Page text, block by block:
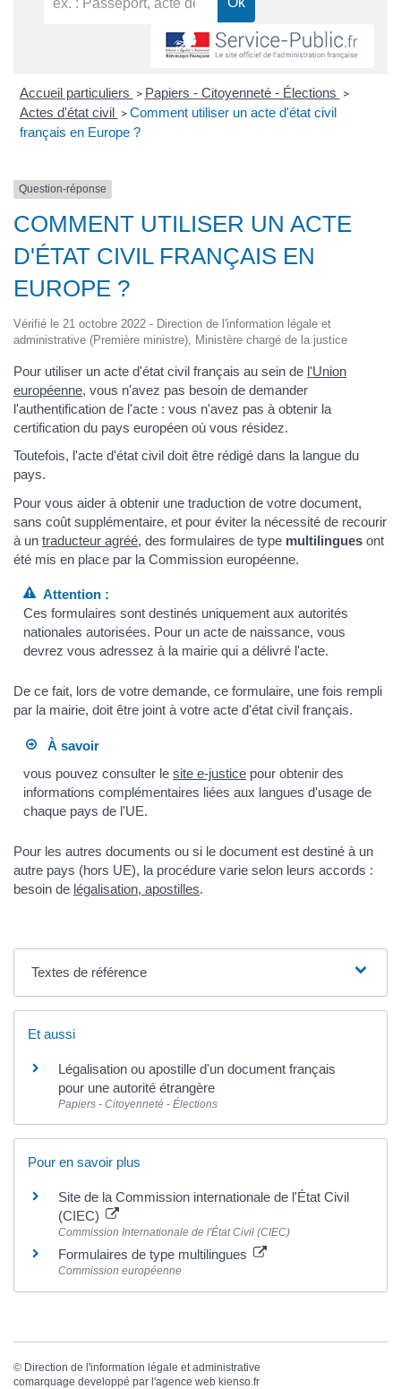
Accueil particuliers > Papiers - Citoyenneté - Élections >
Actes d'état civil > Comment utiliser un acte d'état civil
français en Europe ?
Question-réponse
COMMENT UTILISER UN ACTE
D'ÉTAT CIVIL FRANÇAIS EN
EUROPE ?
Vérifié le 21 octobre 2022 - Direction de l'information légale et
administrative (Première ministre), Ministère chargé de la justice
Pour utiliser un acte d'état civil français au sein de l'Union
européenne, vous n'avez pas besoin de demander
l'authentification de l'acte : vous n'avez pas à obtenir la
certification du pays européen où vous résidez.
Toutefois, l'acte d'état civil doit être rédigé dans la langue du
pays.
Pour vous aider à obtenir une traduction de votre document,
sans coût supplémentaire, et pour éviter la nécessité de recourir
à un traducteur agréé, des formulaires de type multilingues ont
été mis en place par la Commission européenne.
Attention :
Ces formulaires sont destinés uniquement aux autorités
nationales autorisées. Pour un acte de naissance, vous
devrez vous adressez à la mairie qui a délivré l'acte.
De ce fait, lors de votre demande, ce formulaire, une fois rempli
par la mairie, doit être joint à votre acte d'état civil français.
À savoir
vous pouvez consulter lesite e-justice pour obtenir des
informations complémentaires liées aux langues d'usage de
chaque pays de l'UE.
Pour les autres documents ou si le document est destiné à un
autre pays (hors UE), la procédure varie selon leurs accords :
besoin de légalisation, apostilles.
Textes de référence
Et aussi
Légalisation ou apostille d'un document français
pour une autorité étrangère
Papiers - Citoyenneté - Élections
Pour en savoir plus
Site de la Commission internationale de l'État Civil
(CIEC)
Commission Internationale de l'État Civil (CIEC)
Formulaires de type multilingues
Commission européenne
© Direction de l'information légale et administrative
comarquage developpé par l'agence web kienso.fr